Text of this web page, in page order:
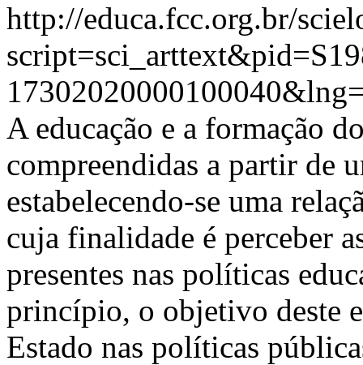
http://educa.fcc.org.br/
A educação e a formação
compreendidas a partir de
estabelecendo-se uma
cuja finalidade é perceber
presentes nas políticas
princípio, o objetivo deste
Estado nas políticas